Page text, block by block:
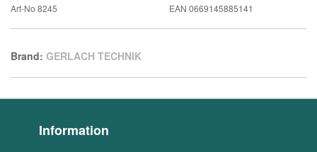
Art-No 8245 EAN 0669145885141
Brand: GERLACH TECHNIK
Information